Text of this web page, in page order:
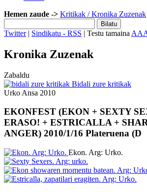
Hemen zaude -> Kritikak / Kronika Zuzenak
Twitter| Sindikatu - RSS | Testu tamaina AA
Kronika Zuzenak
Zabaldu
Bidali zure kritikak
Urko Ansa 2010
EKONFEST (EKON + SEXTY
ERASO! + ESTRICALLA +
ANGER) 2010/1/16 Plateruena (D
Ekon. Arg: Urko.